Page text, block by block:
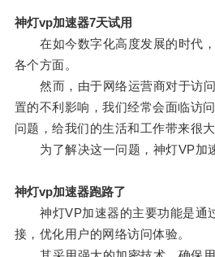
神灯vp加速器7天试用
在如今数字化高度发展的时代，
各个方面。
然而，由于网络运营商对于访问
置的不利影响，我们经常会面临访
问题，给我们的生活和工作带来很大
为了解决这一问题，神灯VP加速
神灯vp加速器跑路了
神灯VP加速器的主要功能是通
接，优化用户的网络访问体验。